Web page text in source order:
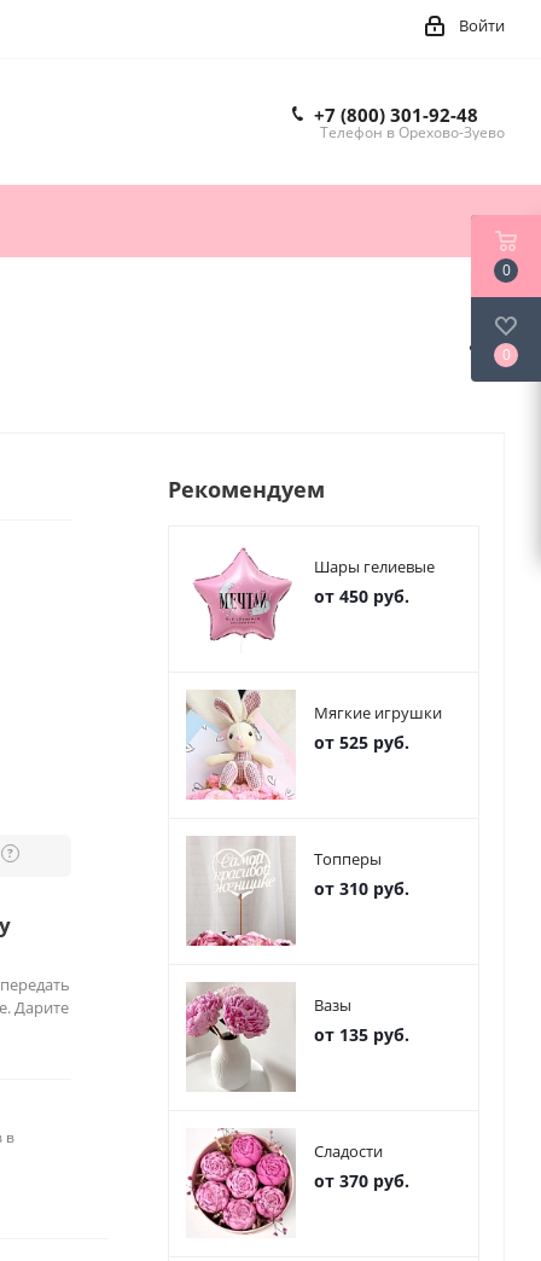
Войти
+7 (800) 301-92-48
Телефон в Орехово-Зуево
?
Дарите
в
Рекомендуем
Шары гелиевые
от 450 руб.
Мягкие игрушки
от 525 руб.
Топперы
от 310 руб.
Вазы
от 135 руб.
Сладости
от 370 руб.
0
0